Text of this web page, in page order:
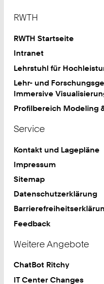
RWTH
RWTH Startseite
Intranet
Lehrstuhl für
Lehr- und
Immersive
Profilbereich Modeling
Service
Kontakt und Lagepläne
Impressum
Sitemap
Datenschutzerklärung
Feedback
Weitere Angebote
ChatBot Ritchy
IT Center Changes